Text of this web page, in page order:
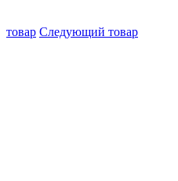
товар Следующий товар